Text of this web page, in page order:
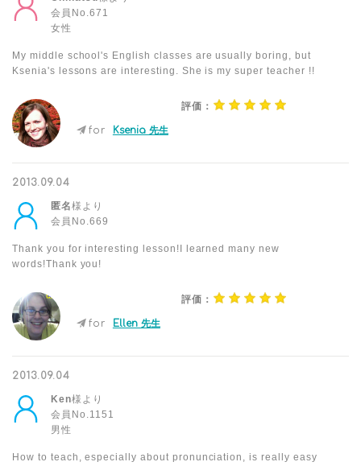
会員No.671
女性
My middle school's English classes are usually boring, but
Ksenia's lessons are interesting. She is my super teacher !!
評価：
for Ksenia 先生
2013.09.04
匿名様より
会員No.669
Thank you for interesting lesson!I learned many new
words!Thank you!
評価：
for Ellen 先生
2013.09.04
Ken様より
会員No.1151
男性
How to teach, especially about pronunciation, is really easy